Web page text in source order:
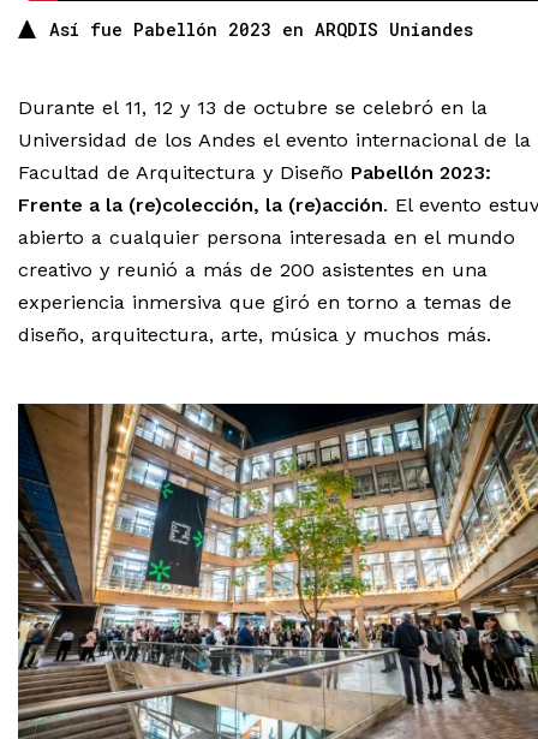
Así fue Pabellón 2023 en ARQDIS Uniandes
Durante el 11, 12 y 13 de octubre se celebró en la
Universidad de los Andes el evento internacional de la
Facultad de Arquitectura y Diseño Pabellón 2023:
Frente a la (re)colección, la (re)acción. El evento
abierto a cualquier persona interesada en el mundo
creativo y reunió a más de 200 asistentes en una
experiencia inmersiva que giró en torno a temas de
diseño, arquitectura, arte, música y muchos más.